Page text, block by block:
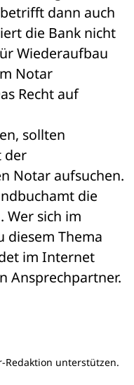
dann auch
die Bank nicht
Wiederaufbau
Notar
Recht auf
sollten
der
Notar aufsuchen.
die
Wer sich im
diesem Thema
im Internet
Ansprechpartner.
Redaktion unterstützen.